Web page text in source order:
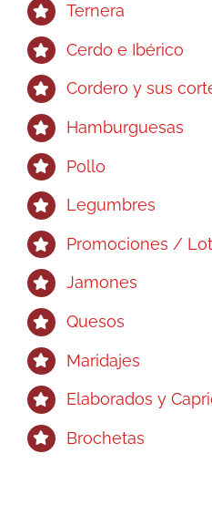
Ternera
Cerdo e Ibérico
Cordero y sus
Hamburguesas
Pollo
Legumbres
Promociones /
Jamones
Quesos
Maridajes
Elaborados y
Brochetas